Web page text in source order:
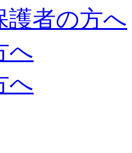
護者の方へ
へ
へ